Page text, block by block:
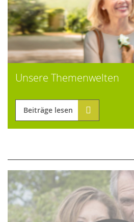
Unsere Themenwelten
Beiträge lesen